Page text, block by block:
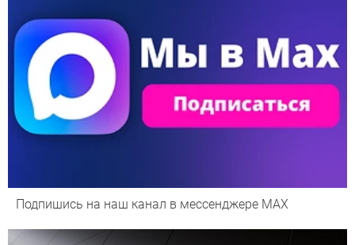
Подпишись на наш канал в мессенджере МАХ